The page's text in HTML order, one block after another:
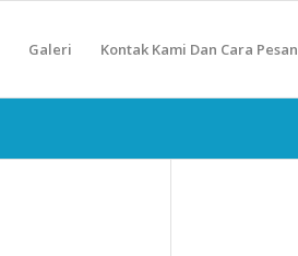
Galeri Kontak Kami Dan Cara Pesan